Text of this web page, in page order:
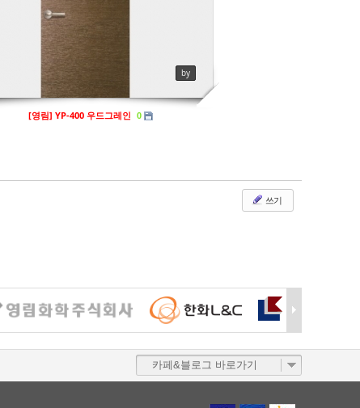
by
[영림] YP-400 우드그레인 0
쓰기
카페&블로그 바로가기